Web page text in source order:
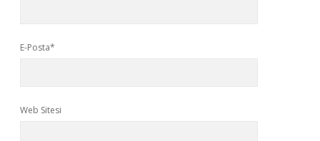
E-Posta*
Web Sitesi